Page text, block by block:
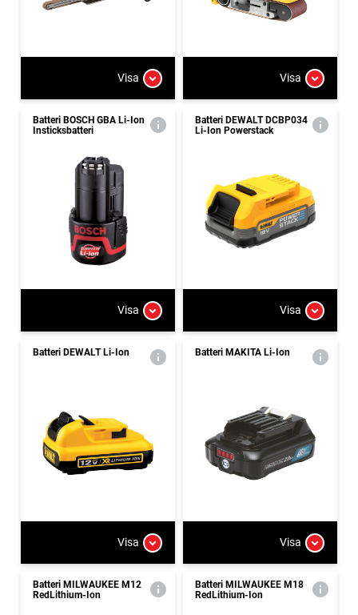
Visa Visa
Batteri BOSCH GBA Li-Ion
Insticksbatteri
Visa
Batteri DEWALT DCBP034
Li-Ion Powerstack
Visa
Batteri DEWALT Li-Ion
Visa
Batteri MAKITA Li-Ion
Visa
Batteri MILWAUKEE M12
RedLithium-Ion
Batteri MILWAUKEE M18
RedLithium-Ion